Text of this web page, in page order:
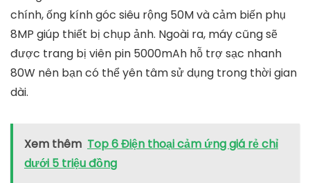
chính, ống kính góc siêu rộng 50M và cảm biến phụ
8MP giúp thiết bị chụp ảnh. Ngoài ra, máy cũng sẽ
được trang bị viên pin 5000mAh hỗ trợ sạc nhanh
80W nên bạn có thể yên tâm sử dụng trong thời gian
dài.
Xem thêm Top 6 Điện thoại cảm ứng giá rẻ chỉ
dưới 5 triệu đồng